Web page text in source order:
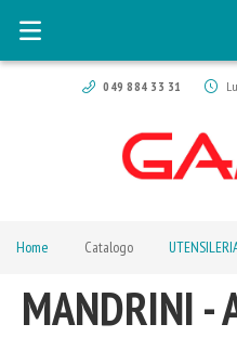
049 884 33 31
Home Catalogo
MANDRINI -